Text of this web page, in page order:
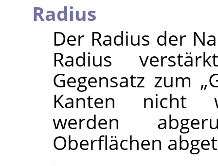
Radius
Der Radius der
Radius
Gegensatz zum „
Kanten nicht
werden
Oberflächen